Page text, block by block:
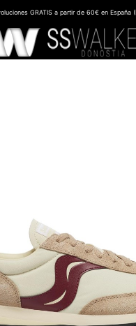
GRATIS a partir de 60€ en España